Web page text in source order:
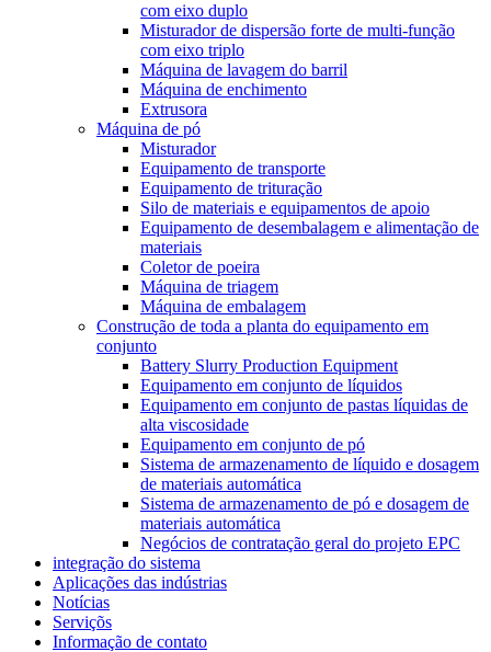
com eixo duplo
Misturador de dispersão forte de multi-função
com eixo triplo
Máquina de lavagem do barril
Máquina de enchimento
Extrusora
Máquina de pó
Misturador
Equipamento de transporte
Equipamento de trituração
Silo de materiais e equipamentos de apoio
Equipamento de desembalagem e alimentação de
materiais
Coletor de poeira
Máquina de triagem
Máquina de embalagem
Construção de toda a planta do equipamento em
conjunto
Battery Slurry Production Equipment
Equipamento em conjunto de líquidos
Equipamento em conjunto de pastas líquidas de
alta viscosidade
Equipamento em conjunto de pó
Sistema de armazenamento de líquido e dosagem
de materiais automática
Sistema de armazenamento de pó e dosagem de
materiais automática
Negócios de contratação geral do projeto EPC
integração do sistema
Aplicações das indústrias
Notícias
Serviçõs
Informação de contato